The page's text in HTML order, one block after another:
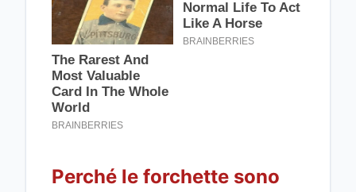
Perché le forchette sono